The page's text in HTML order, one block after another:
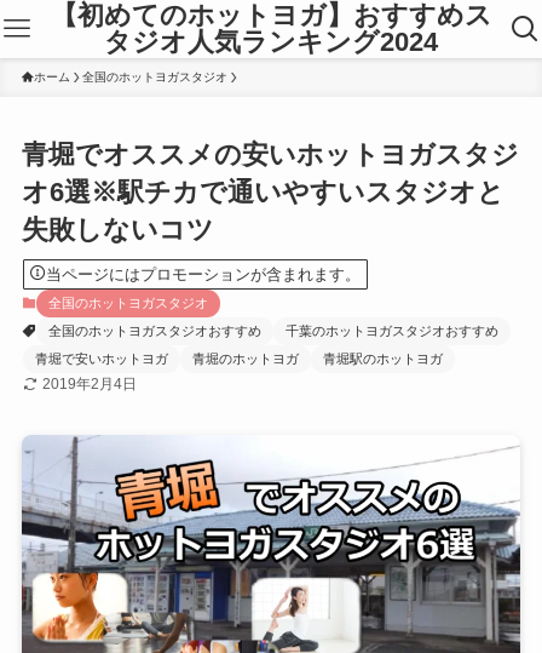
【初めてのホットヨガ】おすすめス
タジオ人気ランキング2024
ホーム 全国のホットヨガスタジオ
青堀でオススメの安いホットヨガスタジ
オ6選※駅チカで通いやすいスタジオと
失敗しないコツ
当ページにはプロモーションが含まれます。
全国のホットヨガスタジオ
全国のホットヨガスタジオおすすめ
千葉のホットヨガスタジオおすすめ
青堀で安いホットヨガ
青堀のホットヨガ 青堀駅のホットヨガ
2019年2月4日